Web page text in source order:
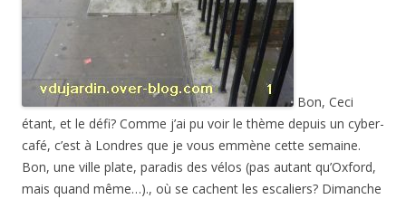
Bon, Ceci
étant, et le défi? Comme j’ai pu voir le thème depuis un cyber-
café, c’est à Londres que je vous emmène cette semaine.
Bon, une ville plate, paradis des vélos (pas autant qu’Oxford,
mais quand même…)., où se cachent les escaliers? Dimanche